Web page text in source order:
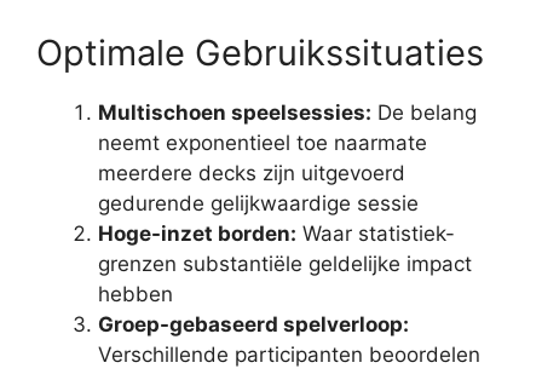
Optimale Gebruikssituaties
Multischoen speelsessies: De belang
neemt exponentieel toe naarmate
meerdere decks zijn uitgevoerd
gedurende gelijkwaardige sessie
Hoge-inzet borden: Waar statistiek-
grenzen substantiële geldelijke impact
hebben
Groep-gebaseerd spelverloop:
Verschillende participanten beoordelen